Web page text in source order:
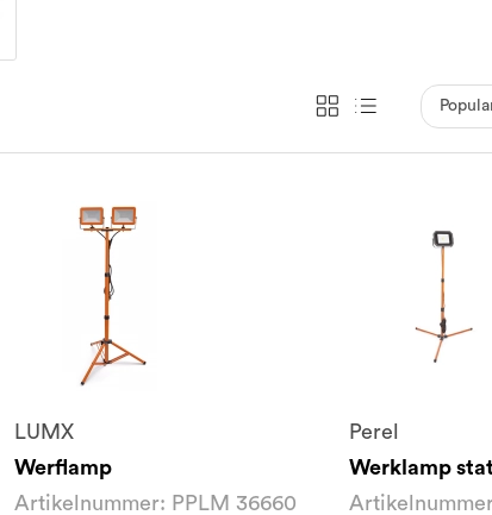
LUMX
Werflamp
Artikelnummer: PPLM 36660
Perel
Werklamp